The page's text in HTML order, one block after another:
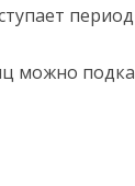
можно